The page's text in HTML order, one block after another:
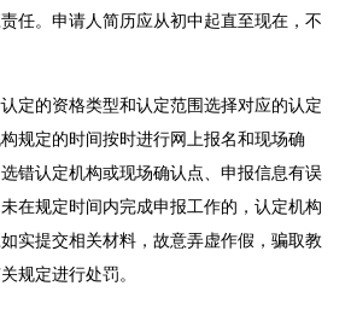
任。申请人简历应从初中起直至现在，不
认定的资格类型和认定范围选择对应的认定
规定的时间按时进行网上报名和现场确
错认定机构或现场确认点、申报信息有误
在规定时间内完成申报工作的，认定机构
实提交相关材料，故意弄虚作假，骗取教
规定进行处罚。